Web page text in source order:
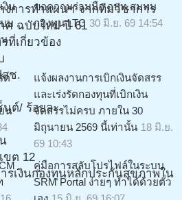
งการทำแผนฯ จากทีมวิชาการ
ศ ฉบับใหม่ ปี 61
ที่เกี่ยวข้อง
สช.
ต์/ ร้อยละ
ขต 12
รเงินกองทุนหลักประกันสุขภาพใน
งิน
บ
ขอความร่วมมือ อปท.สมทบ
กองทุน LTC 30 มิ.ย. 69 14:54
ด
น
แจ้งผลงานการเบิกเงินจัดสรร
และเร่งรัดกองทุนที่เบิกเงิน
จัดสรรไม่ครบ ภายใน 30
มิถุนายน 2569 นี้เท่านั้น 18 มิ.ย.
69 10:43
คู่มือการสลับโปรไฟล์ในระบบ
SRM Portal ง่ายๆ ทำได้ด้วยตัว